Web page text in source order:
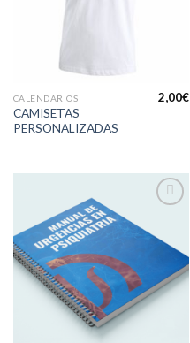
CALENDARIOS
CAMISETAS
PERSONALIZADAS
2,00€
Añadir
lista de
deseos